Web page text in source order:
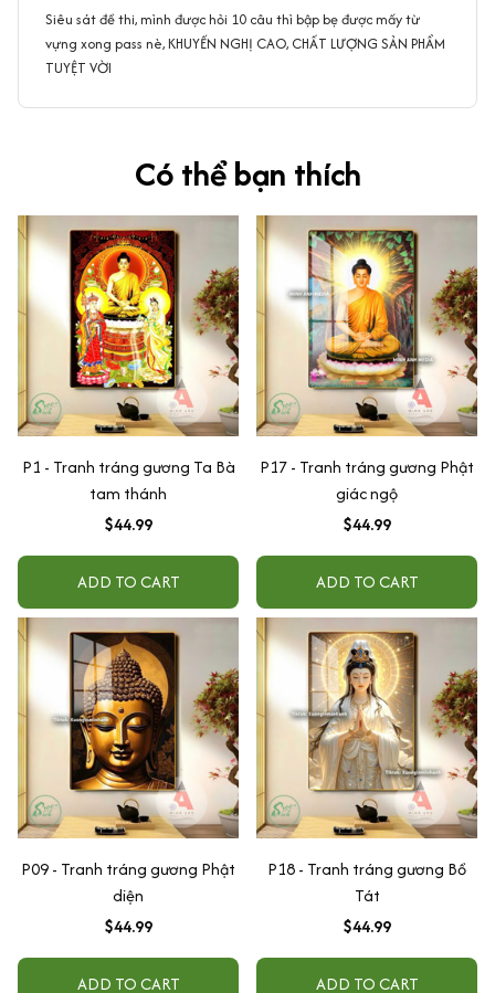
Siêu sát đề thi, mình được hỏi 10 câu thì bập bẹ được mấy từ
vựng xong pass nè, KHUYẾN NGHỊ CAO, CHẤT LƯỢNG SẢN PHẨM
TUYỆT VỜI
Có thể bạn thích
P1 - Tranh tráng gương Ta Bà
tam thánh
$44.99
ADD TO CART
P17 - Tranh tráng gương Phật
giác ngộ
$44.99
ADD TO CART
P09 - Tranh tráng gương Phật
diện
$44.99
ADD TO CART
P18 - Tranh tráng gương Bồ
Tát
$44.99
ADD TO CART